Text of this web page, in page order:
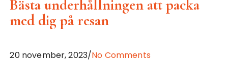
Bästa underhållningen att packa
med dig på resan
20 november, 2023/No Comments